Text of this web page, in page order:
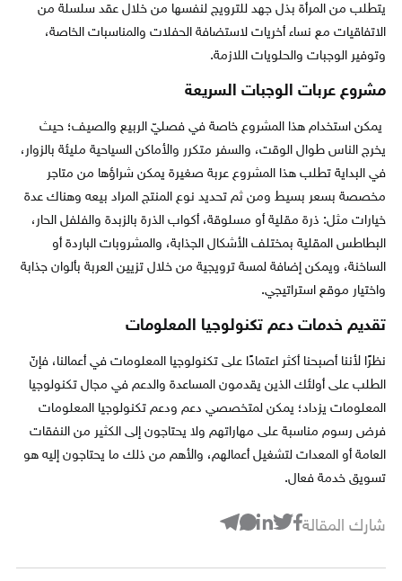
يتطلب من المرأة بذل جهد للترويج لنفسها من خلال عقد سلسلة من
الاتفاقيات مع نساء أخريات لاستضافة الحفلات والمناسبات الخاصة،
وتوفير الوجبات والحلويات اللازمة.
مشروع عربات الوجبات السريعة
يمكن استخدام هذا المشروع خاصة في فصليّ الربيع والصيف؛ حيث
يخرج الناس طوال الوقت، والسفر متكرر والأماكن السياحية مليئة بالزوار،
في البداية تطلب هذا المشروع عربة صغيرة يمكن شراؤها من متاجر
مخصصة بسعر بسيط ومن ثم تحديد نوع المنتج المراد بيعه وهناك عدة
خيارات مثل: ذرة مقلية أو مسلوقة، أكواب الذرة بالزبدة والفلفل الحار،
البطاطس المقلية بمختلف الأشكال الجذابة، والمشروبات الباردة أو
الساخنة، ويمكن إضافة لمسة ترويجية من خلال تزيين العربة بألوان جذابة
واختيار موقع استراتيجي.
تقديم خدمات دعم تكنولوجيا المعلومات
نظرًا لأننا أصبحنا أكثر اعتمادًا على تكنولوجيا المعلومات في أعمالنا، فإنّ
الطلب على أولئك الذين يقدمون المساعدة والدعم في مجال تكنولوجيا
المعلومات يزداد؛ يمكن لمتخصصي دعم ودعم تكنولوجيا المعلومات
فرض رسوم مناسبة على مهاراتهم ولا يحتاجون إلى الكثير من النفقات
العامة أو المعدات لتشغيل أعمالهم، والأهم من ذلك ما يحتاجون إليه هو
تسويق خدمة فعال.
شارك المقالة